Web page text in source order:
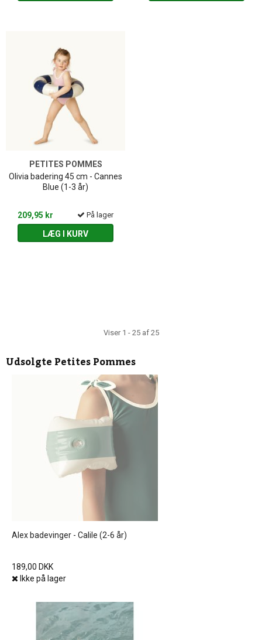
PETITES POMMES
Olivia badering 45 cm - Cannes
Blue (1-3 år)
209,95 kr På lager
LÆG I KURV
Viser 1 - 25 af 25
UdsolgtePetites Pommes
Alex badevinger - Calile (2-6 år)
189,00 DKK
Ikke på lager